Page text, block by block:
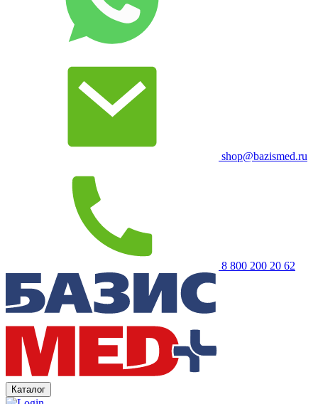
shop@bazismed.ru
8 800 200 20 62
Каталог